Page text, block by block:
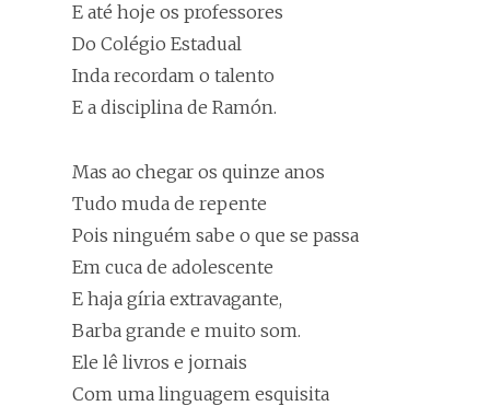
E até hoje os professores
Do Colégio Estadual
Inda recordam o talento
E a disciplina de Ramón.
Mas ao chegar os quinze anos
Tudo muda de repente
Pois ninguém sabe o que se passa
Em cuca de adolescente
E haja gíria extravagante,
Barba grande e muito som.
Ele lê livros e jornais
Com uma linguagem esquisita